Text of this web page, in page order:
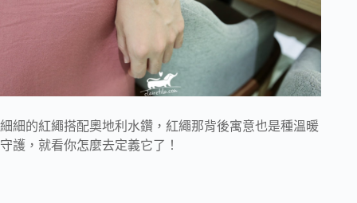
細細的紅繩搭配奧地利水鑽，紅繩那背後寓意也是種溫暖
守護，就看你怎麼去定義它了！